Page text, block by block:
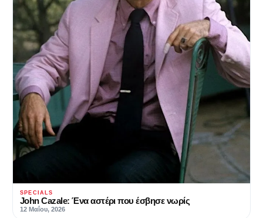
SPECIALS
John Cazale: Ένα αστέρι που έσβησε νωρίς
12 Μαΐου, 2026